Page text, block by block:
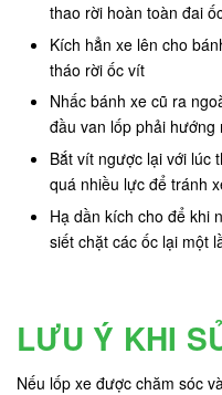
thao rời hoàn toàn đai
Kích hẳn xe lên cho
tháo rời ốc vít
Nhấc bánh xe cũ ra
đầu van lốp phải
Bắt vít ngược lại với lúc
quá nhiều lực để tránh
Hạ dần kích cho để khi
siết chặt các ốc lại một
LƯU Ý KHI
Nếu lốp xe được chăm sóc